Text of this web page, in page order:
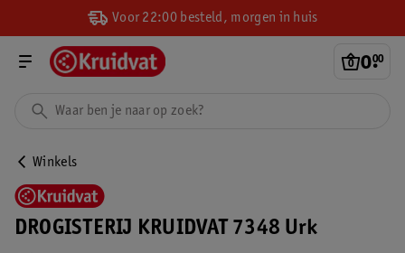
Voor 22:00 besteld, morgen in huis
0.
00
Winkels
DROGISTERIJ KRUIDVAT 7348 Urk